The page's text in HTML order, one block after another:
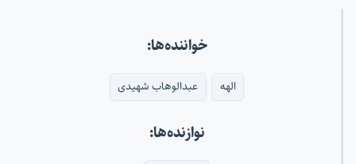
خواننده‌ها:
الهه عبدالوهاب شهیدی
نوازنده‌ها: